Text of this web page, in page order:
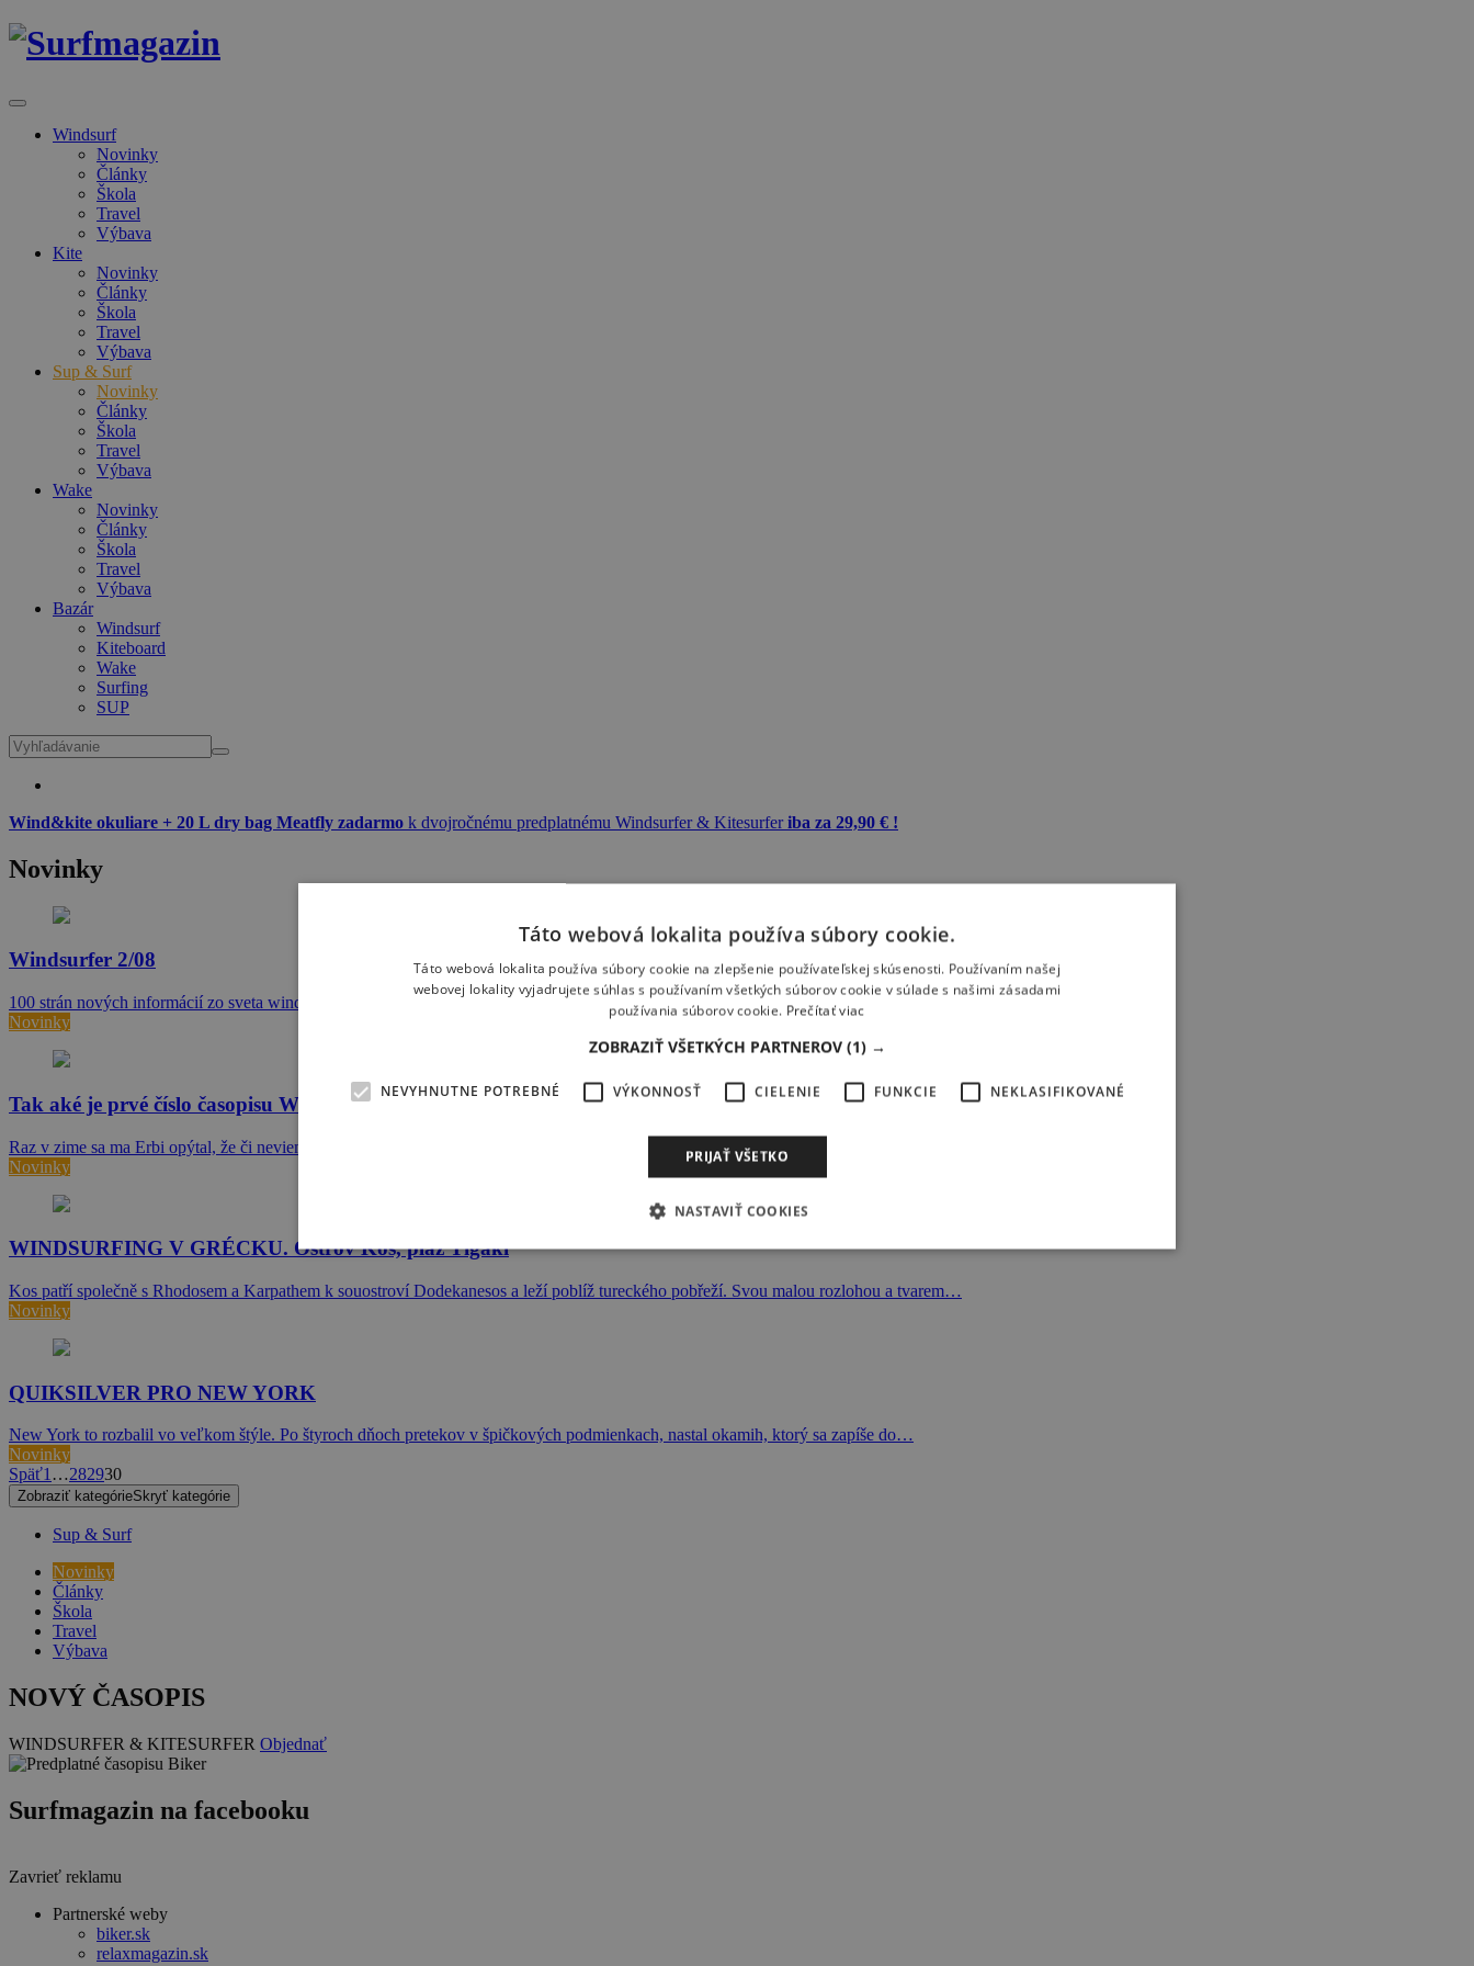
Windsurf
Novinky
Články
Škola
Travel
Výbava
Kite
Novinky
Články
Škola
Travel
Výbava
Sup & Surf
Novinky
Články
Škola
Travel
Výbava
Wake
Novinky
Články
Škola
Travel
Výbava
Bazár
Windsurf
Kiteboard
Wake
Surfing
SUP
Wind&kite okuliare + 20 L dry bag Meatfly zadarmo k dvojročnému predplatnému Windsurfer & Kitesurferiba za 29,90 € !
Novinky
Windsurfer 2/08
100 strán nových informácií zo sveta windsurfingu, rozhovorov, tipov na windsurf spoty...v upravenej a ešte lepšej grafike je tu iba…
Novinky
Tak aké je prvé číslo časopisu Windsurfer 1/08?
Raz v zime sa ma Erbi opýtal, že či neviem niečo o novom pripravovanom časopise, ktorý by mal byť výhradne…
Novinky
WINDSURFING V GRÉCKU. Ostrov Kos, pláž Tigaki
Kos patří společně s Rhodosem a Karpathem k souostroví Dodekanesos a leží poblíž tureckého pobřeží. Svou malou rozlohou a tvarem…
Novinky
QUIKSILVER PRO NEW YORK
New York to rozbalil vo veľkom štýle. Po štyroch dňoch pretekov v špičkových podmienkach, nastal okamih, ktorý sa zapíše do…
Novinky
Späť1…282930
Zobraziť kategórieSkryť kategórie
Sup & Surf
Novinky
Články
Škola
Travel
Výbava
NOVÝ ČASOPIS
WINDSURFER & KITESURFER Objednať
Surfmagazin na facebooku
Zavrieť reklamu
Partnerské weby
biker.sk
relaxmagazin.sk
Táto webová lokalita používa súbory cookie.
Táto webová lokalita používa súbory cookie na zlepšenie používateľskej skúsenosti. Používaním našej
webovej lokality vyjadrujete súhlas s používaním všetkých súborov cookie v súlade s našimi zásadami
používania súborov cookie. Prečítať viac
ZOBRAZIŤ VŠETKÝCH PARTNEROV (1) →
NEVYHNUTNE POTREBNÉ VÝKONNOSŤ CIELENIE FUNKCIE NEKLASIFIKOVANÉ
PRIJAŤ VŠETKO
NASTAVIŤ COOKIES